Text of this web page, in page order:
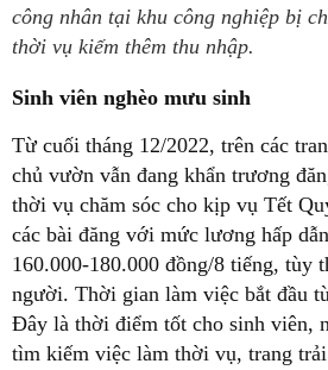
công nhân tại khu công nghiệp bị
thời vụ kiếm thêm thu nhập.
Sinh viên nghèo mưu sinh
Từ cuối tháng 12/2022, trên các
chủ vườn vẫn đang khẩn trương
thời vụ chăm sóc cho kịp vụ Tết
các bài đăng với mức lương hấp
160.000-180.000 đồng/8 tiếng, tùy
người. Thời gian làm việc bắt đầu
Đây là thời điểm tốt cho sinh viên,
tìm kiếm việc làm thời vụ, trang